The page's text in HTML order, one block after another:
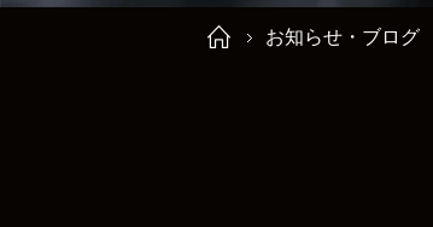
お知らせ・ブログ